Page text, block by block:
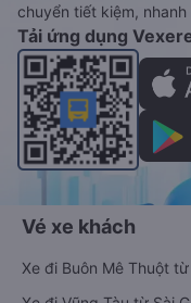
chuyển tiết kiệm,
Tải ứng dụng
Vé xe khách
Xe đi Buôn Mê Thuột từ